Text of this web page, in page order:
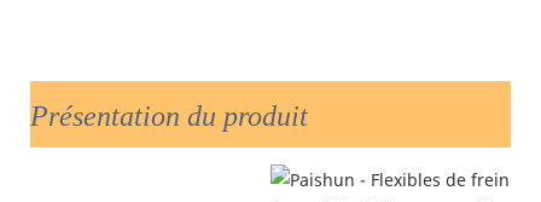
Présentation du produit